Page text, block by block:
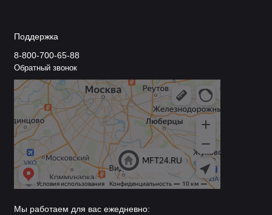
Поддержка
8-800-700-65-88
Обратный звонок
Мы работаем для вас ежедневно: